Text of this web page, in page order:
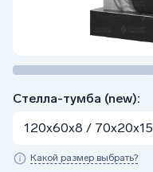
Стелла-тумба (new):
120x60x8 / 70x20x15
Какой размер выбрать?